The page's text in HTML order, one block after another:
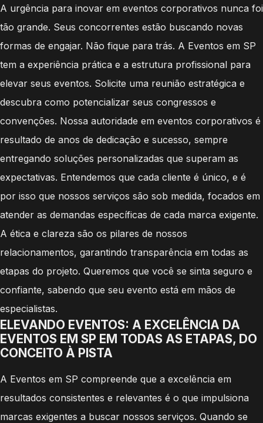
A urgência para inovar em eventos corporativos nunca foi
tão grande. Seus concorrentes estão buscando novas
formas de engajar. Não fique para trás. A Eventos em SP
tem a experiência prática e a estrutura profissional para
elevar seus eventos. Solicite uma reunião estratégica e
descubra como potencializar seus congressos e
convenções. Nossa autoridade em eventos corporativos é
resultado de anos de dedicação e sucesso, sempre
entregando soluções personalizadas que superam as
expectativas. Entendemos que cada cliente é único, e é
por isso que nossos serviços são sob medida, focados em
atender as demandas específicas de cada marca exigente.
A ética e clareza são os pilares de nossos
relacionamentos, garantindo transparência em todas as
etapas do projeto. Queremos que você se sinta seguro e
confiante, sabendo que seu evento está em mãos de
especialistas.
ELEVANDO EVENTOS: A EXCELÊNCIA DA
EVENTOS EM SP EM TODAS AS ETAPAS, DO
CONCEITO À PISTA
A Eventos em SP compreende que a excelência em
resultados consistentes e relevantes é o que impulsiona
marcas exigentes a buscar nossos serviços. Quando se